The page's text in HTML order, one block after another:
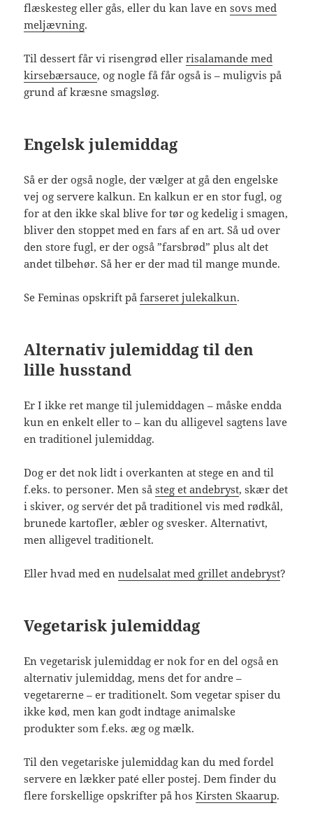
flæskesteg eller gås, eller du kan lave ensovs med
meljævning.
Til dessert får vi risengrød ellerrisalamande med
kirsebærsauce, og nogle få får også is – muligvis på
grund af kræsne smagsløg.
Engelsk julemiddag
Så er der også nogle, der vælger at gå den engelske
vej og servere kalkun. En kalkun er en stor fugl, og
for at den ikke skal blive for tør og kedelig i smagen,
bliver den stoppet med en fars af en art. Så ud over
den store fugl, er der også ”farsbrød” plus alt det
andet tilbehør. Så her er der mad til mange munde.
Se Feminas opskrift påfarseret julekalkun.
Alternativ julemiddag til den
lille husstand
Er I ikke ret mange til julemiddagen – måske endda
kun en enkelt eller to – kan du alligevel sagtens lave
en traditionel julemiddag.
Dog er det nok lidt i overkanten at stege en and til
f.eks. to personer. Men såsteg et andebryst, skær det
i skiver, og servér det på traditionel vis med rødkål,
brunede kartofler, æbler og svesker. Alternativt,
men alligevel traditionelt.
Eller hvad med ennudelsalat med grillet andebryst?
Vegetarisk julemiddag
En vegetarisk julemiddag er nok for en del også en
alternativ julemiddag, mens det for andre –
vegetarerne – er traditionelt. Som vegetar spiser du
ikke kød, men kan godt indtage animalske
produkter som f.eks. æg og mælk.
Til den vegetariske julemiddag kan du med fordel
servere en lækker paté eller postej. Dem finder du
flere forskellige opskrifter på hosKirsten Skaarup.